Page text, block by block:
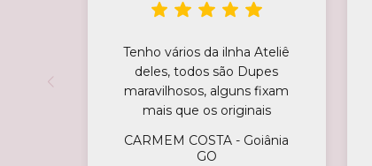
Tenho vários da ilnha Ateliê
deles, todos são Dupes
maravilhosos, alguns fixam
mais que os originais
CARMEM COSTA - Goiânia
GO